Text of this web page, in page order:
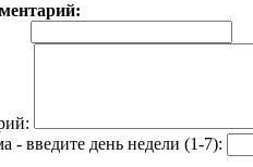
- введите день недели (1-7):